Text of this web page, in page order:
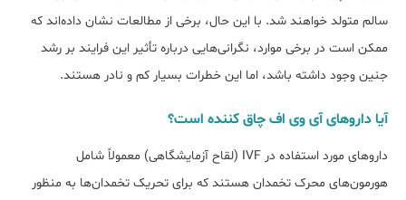
سالم متولد خواهند شد. با این حال، برخی از مطالعات نشان داده‌اند که
ممکن است در برخی موارد، نگرانی‌هایی درباره تأثیر این فرایند بر رشد
جنین وجود داشته باشد، اما این خطرات بسیار کم و نادر هستند.
آیا داروهای آی وی اف چاق کننده است؟
داروهای مورد استفاده در IVF (لقاح آزمایشگاهی) معمولاً شامل
هورمون‌های محرک تخمدان هستند که برای تحریک تخمدان‌ها به منظور